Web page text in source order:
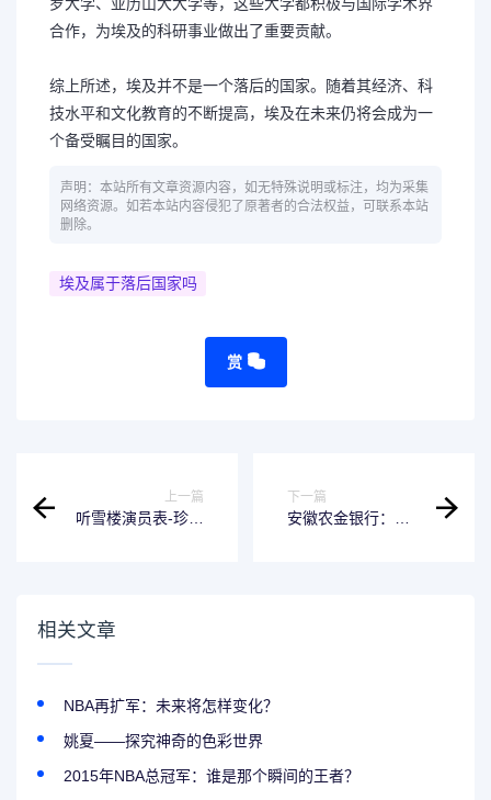
罗大学、亚历山大大学等，这些大学都积极与国际学术界
合作，为埃及的科研事业做出了重要贡献。
综上所述，埃及并不是一个落后的国家。随着其经济、科
技水平和文化教育的不断提高，埃及在未来仍将会成为一
个备受瞩目的国家。
声明：本站所有文章资源内容，如无特殊说明或标注，均为采集
网络资源。如若本站内容侵犯了原著者的合法权益，可联系本站
删除。
埃及属于落后国家吗
赏
上一篇
听雪楼演员表-珍贵
下一篇
安徽农金银行：我
相关文章
NBA再扩军：未来将怎样变化？
姚夏——探究神奇的色彩世界
2015年NBA总冠军：谁是那个瞬间的王者？